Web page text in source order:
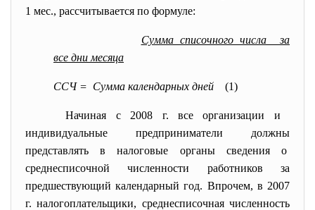
1 мес., рассчитывается по формуле:
Сумма списочного числа за
все дни месяца
ССЧ = Сумма календарных дней (1)
Начиная с 2008 г. все организации и
индивидуальные предприниматели должны
представлять в налоговые органы сведения о
среднесписочной численности работников за
предшествующий календарный год. Впрочем, в 2007
г. налогоплательщики, среднесписочная численность